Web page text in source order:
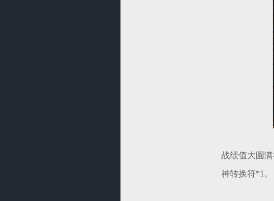
战绩值大圆
神转换符*1